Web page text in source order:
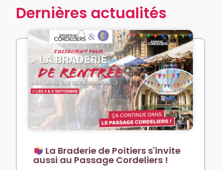
Dernières actualités
La Braderie de Poitiers s'invite
aussi au Passage Cordeliers !